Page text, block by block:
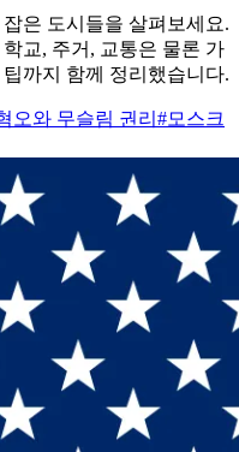
은 도시들을 살펴보세요.
교, 주거, 교통은 물론 가
까지 함께 정리했습니다.
오와 무슬림 권리 #모스크